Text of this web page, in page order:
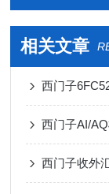
相关文章
西门子
西门子AI/
西门子收外